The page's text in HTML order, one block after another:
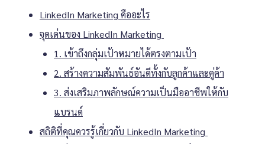
LinkedIn Marketing คืออะไร
จุดเด่นของ LinkedIn Marketing
1. เข้าถึงกลุ่มเป้าหมายได้ตรงตามเป้า
2. สร้างความสัมพันธ์อันดีทั้งกับลูกค้าและคู่ค้า
3. ส่งเสริมภาพลักษณ์ความเป็นมืออาชีพให้กับ
แบรนด์
สถิติที่คุณควรรู้เกี่ยวกับ LinkedIn Marketing